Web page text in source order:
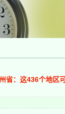
省：这436个地区